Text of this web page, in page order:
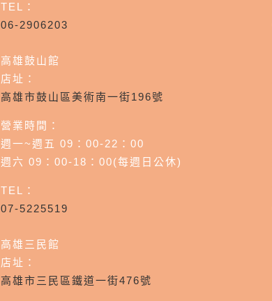
TEL：
06-2906203
高雄鼓山館
店址：
高雄市鼓山區美術南一街196號
營業時間：
週一~週五 09：00-22：00
週六 09：00-18：00(每週日公休)
TEL：
07-5225519
高雄三民館
店址：
高雄市三民區鐵道一街476號